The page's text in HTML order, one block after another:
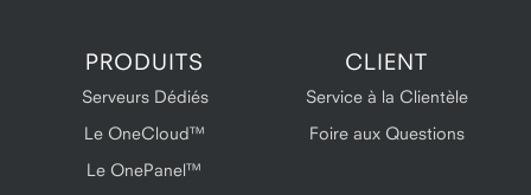
PRODUITS
Serveurs Dédiés
Le OneCloud™
Le OnePanel™
CLIENT
Service à la Clientèle
Foire aux Questions